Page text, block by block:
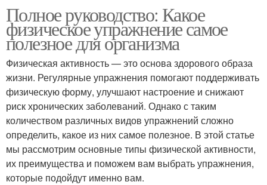
Полное руководство: Какое
физическое упражнение самое
полезное для организма
Физическая активность — это основа здорового образа
жизни. Регулярные упражнения помогают поддерживать
физическую форму, улучшают настроение и снижают
риск хронических заболеваний. Однако с таким
количеством различных видов упражнений сложно
определить, какое из них самое полезное. В этой статье
мы рассмотрим основные типы физической активности,
их преимущества и поможем вам выбрать упражнения,
которые подойдут именно вам.